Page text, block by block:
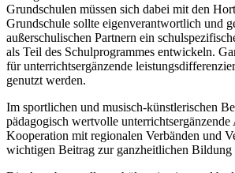
Grundschulen müssen sich dabei mit den
Grundschule sollte eigenverantwortlich und
außerschulischen Partnern ein
als Teil des Schulprogrammes entwickeln.
für unterrichtsergänzende
genutzt werden.
Im sportlichen und musisch-künstlerischen
pädagogisch wertvolle unterrichtsergänzende
Kooperation mit regionalen Verbänden und
wichtigen Beitrag zur ganzheitlichen Bildung